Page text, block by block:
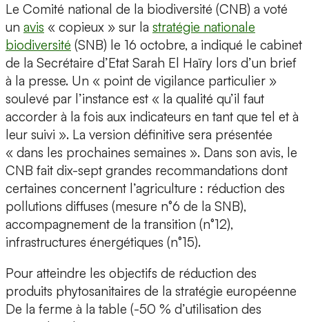
Le Comité national de la biodiversité (CNB) a voté
un avis « copieux » sur la stratégie nationale
biodiversité (SNB) le 16 octobre, a indiqué le cabinet
de la Secrétaire d’Etat Sarah El Haïry lors d’un brief
à la presse. Un « point de vigilance particulier »
soulevé par l’instance est « la qualité qu’il faut
accorder à la fois aux indicateurs en tant que tel et à
leur suivi ». La version définitive sera présentée
« dans les prochaines semaines ». Dans son avis, le
CNB fait dix-sept grandes recommandations dont
certaines concernent l’agriculture : réduction des
pollutions diffuses (mesure n°6 de la SNB),
accompagnement de la transition (n°12),
infrastructures énergétiques (n°15).
Pour atteindre les objectifs de réduction des
produits phytosanitaires de la stratégie européenne
De la ferme à la table (-50 % d’utilisation des